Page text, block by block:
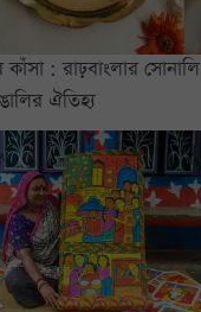
কাঁসা : রাঢ়বাংলার সোনালি
ঐতিহ্য